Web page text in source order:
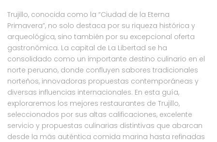
Trujillo, conocida como la “Ciudad de la Eterna
Primavera”, no solo destaca por su riqueza histórica y
arqueológica, sino también por su excepcional oferta
gastronómica. La capital de La Libertad se ha
consolidado como un importante destino culinario en el
norte peruano, donde confluyen sabores tradicionales
norteños, innovadoras propuestas contemporáneas y
diversas influencias internacionales. En esta guía,
exploraremos los mejores restaurantes de Trujillo,
seleccionados por sus altas calificaciones, excelente
servicio y propuestas culinarias distintivas que abarcan
desde la más auténtica comida marina hasta refinadas